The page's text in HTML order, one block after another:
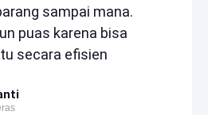
sampai mana.
puas karena bisa
secara efisien